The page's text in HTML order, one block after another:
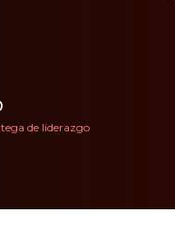
de liderazgo